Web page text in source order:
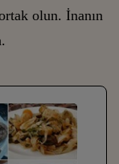
olun. İnanın